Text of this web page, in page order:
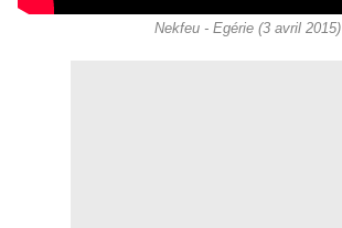
Nekfeu - Egérie (3 avril 2015)